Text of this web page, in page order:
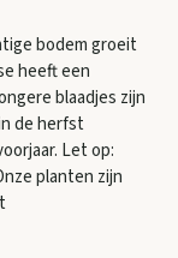
bodem groeit
heeft een
blaadjes zijn
de herfst
Let op:
planten zijn